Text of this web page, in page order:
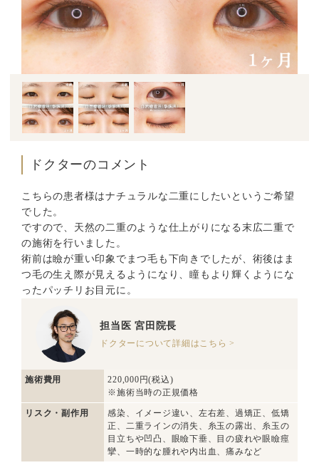
ドクターのコメント
こちらの患者様はナチュラルな二重にしたいというご希望
でした。
ですので、天然の二重のような仕上がりになる末広二重で
の施術を行いました。
術前は瞼が重い印象でまつ毛も下向きでしたが、術後はま
つ毛の生え際が見えるようになり、瞳もより輝くようにな
ったパッチリお目元に。
担当医 宮田院長
ドクターについて詳細はこちら >
施術費用
220,000円(税込)
※施術当時の正規価格
リスク・副作用
感染、イメージ違い、左右差、過矯正、低矯
正、二重ラインの消失、糸玉の露出、糸玉の
目立ちや凹凸、眼瞼下垂、目の疲れや眼瞼痙
攣、一時的な腫れや内出血、痛みなど